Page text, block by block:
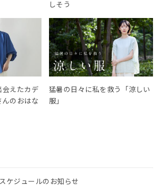
しそう
会えたカデ
んのおはな
猛暑の日々に私を救う「涼しい
服」
ケジュールのお知らせ